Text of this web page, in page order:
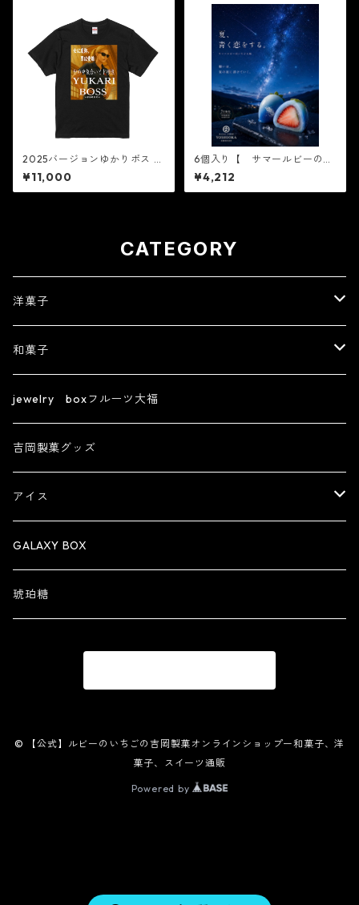
DAIFUKU 島根県出雲市のフ
ルーツ大福
ボックスSPオパールのぶどう
DAIFUKU 島根県出雲市のフ
ルーツ大福
2025バージョンゆかりボス T
シャツ！！ ！今回はご要望
の多かった最新のTシャツを販
売します。サイズはLのみ。
¥11,000
6個入り【 サマールビーのい
ちご 6個入り×1箱 】テレビで
話題3/16ノンストップ放送さ
れました！※配送日時指定必
１ spring 春 イチゴ 大
福 フルーツ大福 お取り寄
¥4,212
CATEGORY
洋菓子
【フルーツ大福】ジュエリーボックスシリーズ
フィナンシェ
ズコット
和菓子
きんつば
生菓子
創作大福
機能性表示食品
jewelry boxフルーツ大福
吉岡製菓グッズ
アイス
アイスパフェ
GALAXY BOX
琥珀糖
© 【公式】ルビーのいちごの吉岡製菓オンラインショップー和菓子、洋
菓子、スイーツ通販
Powered by